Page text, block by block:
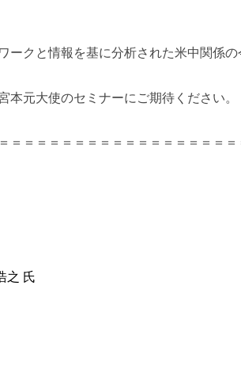
ークと情報を基に分析された米中関係の
本元大使のセミナーにご期待ください。
＝＝＝＝＝＝＝＝＝＝＝＝＝＝＝＝＝
之 氏